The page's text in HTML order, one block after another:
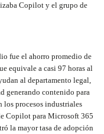
Copilot y el grupo de
fue el ahorro promedio de
equivale a casi 97 horas al
al departamento legal,
generando contenido para
los procesos industriales
Copilot para Microsoft 365
la mayor tasa de adopción